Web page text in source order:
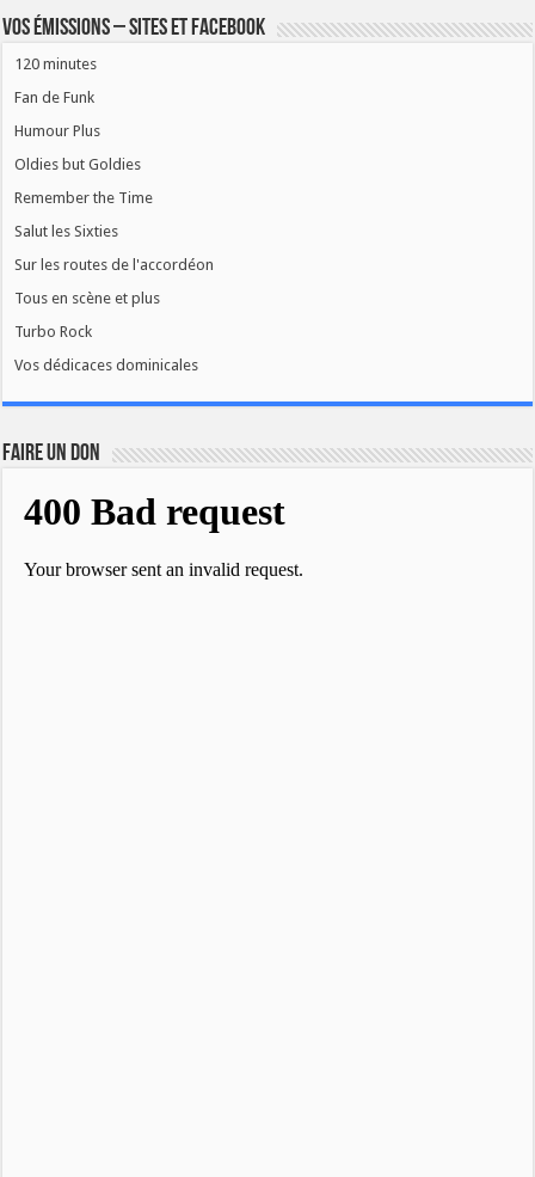
Vos émissions – Sites et Facebook
120 minutes
Fan de Funk
Humour Plus
Oldies but Goldies
Remember the Time
Salut les Sixties
Sur les routes de l'accordéon
Tous en scène et plus
Turbo Rock
Vos dédicaces dominicales
FAIRE UN DON